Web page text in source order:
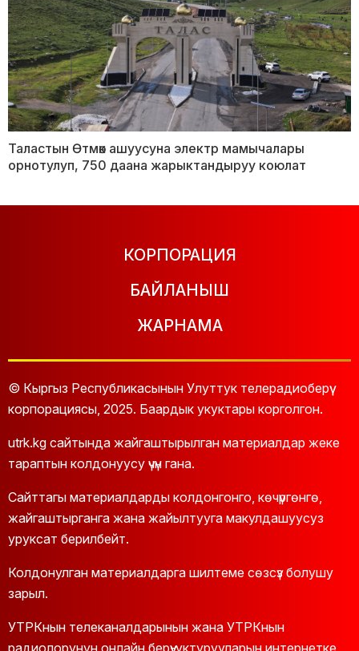
Таластын Өтмөк ашуусуна электр мамычалары
орнотулуп, 750 даана жарыктандыруу коюлат
КОРПОРАЦИЯ
БАЙЛАНЫШ
ЖАРНАМА
© Кыргыз Республикасынын Улуттук телерадиоберүү
корпорациясы, 2025. Баардык укуктары корголгон.
utrk.kg сайтында жайгаштырылган материалдар жеке
тараптын колдонуусу үчүн гана.
Сайттагы материалдарды колдонгонго, көчүргөнгө,
жайгаштырганга жана жайылтууга макулдашуусуз
уруксат берилбейт.
Колдонулган материалдарга шилтеме сөзсүз болушу
зарыл.
УТРКнын телеканалдарынын жана УТРКнын